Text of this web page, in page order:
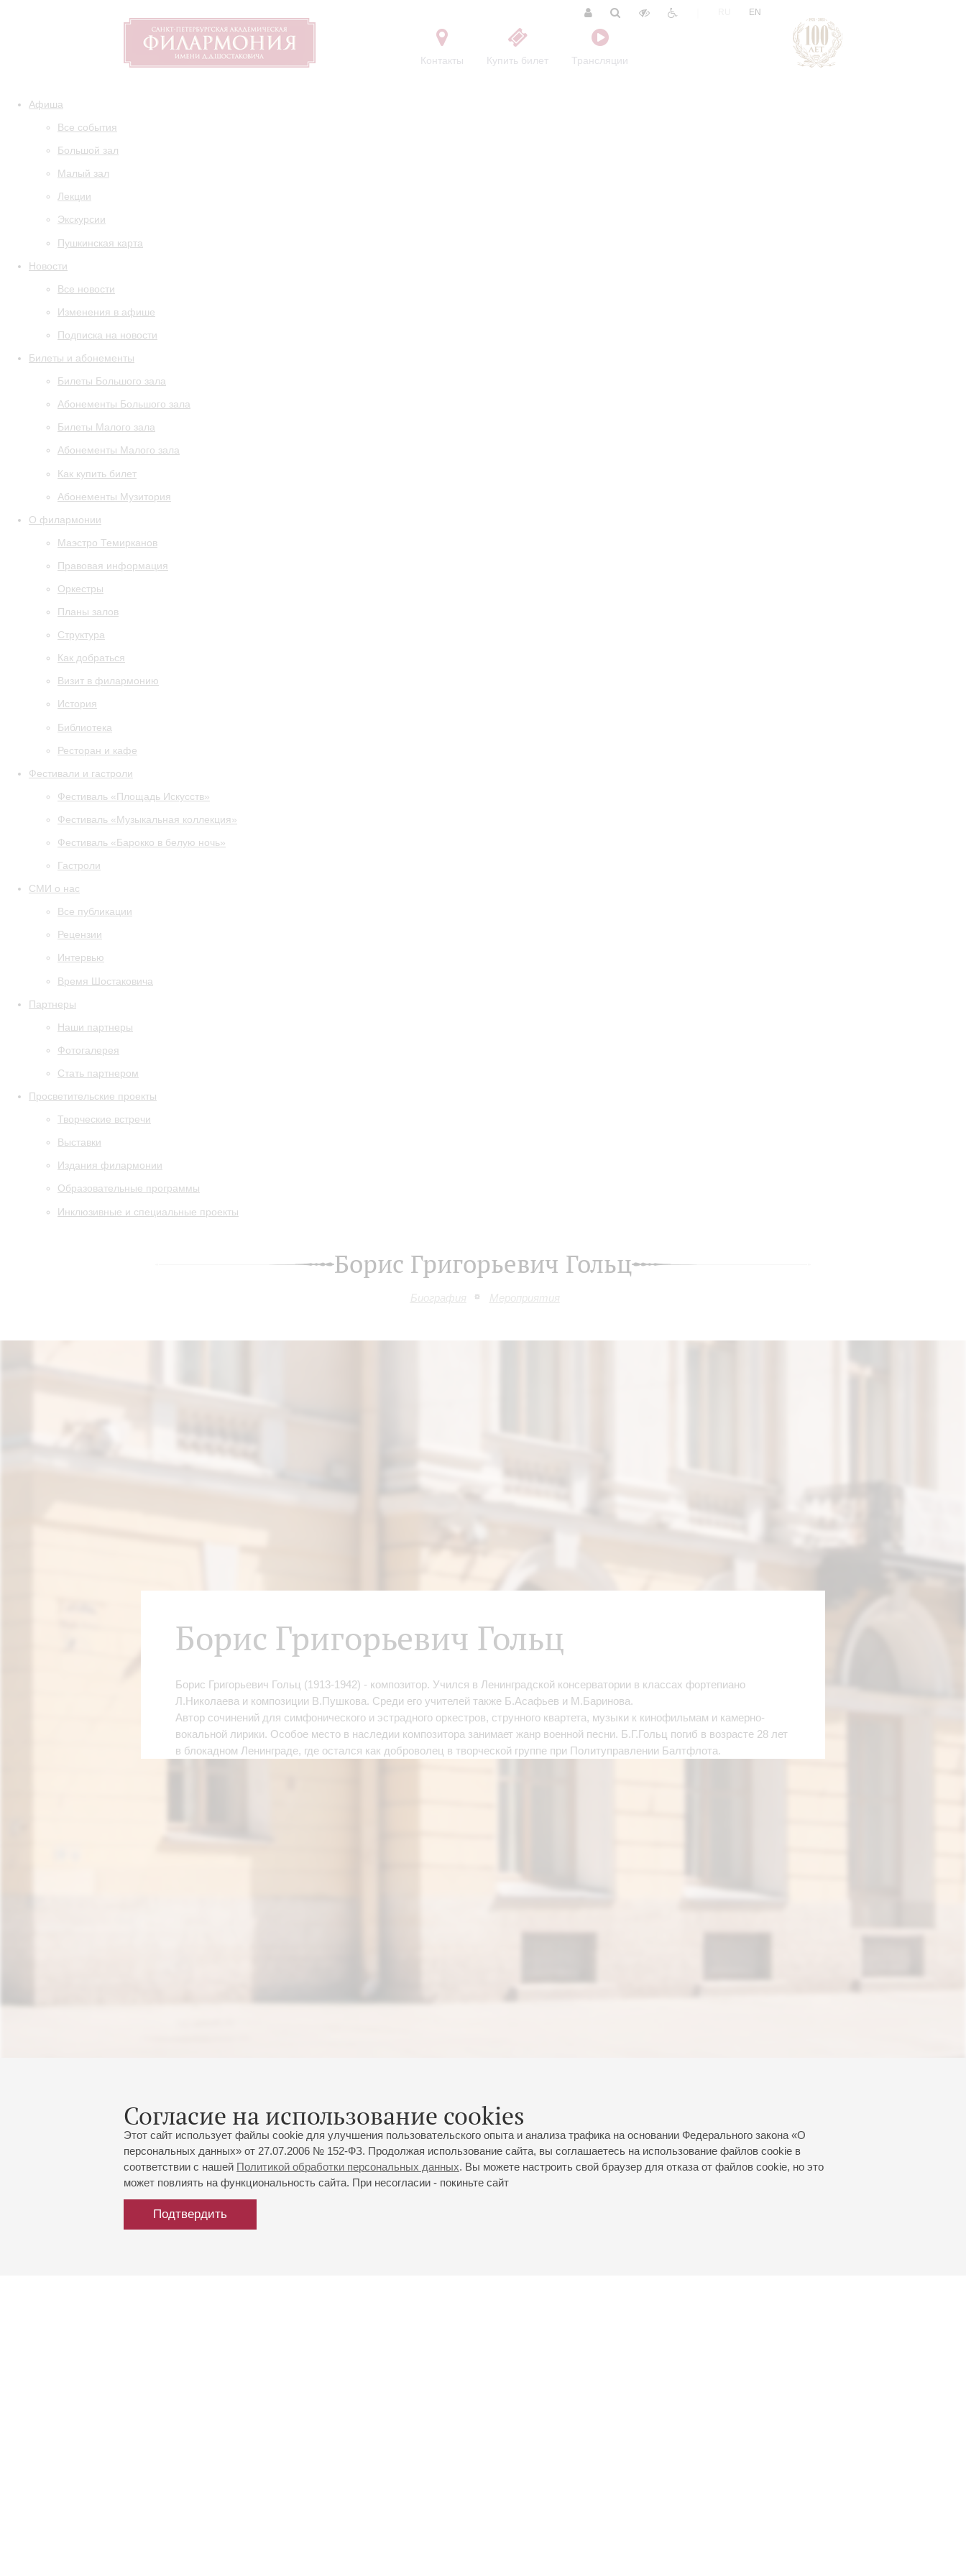
Контакты Купить билет Трансляции
EN
Афиша
Все события
Большой зал
Малый зал
Лекции
Экскурсии
Пушкинская карта
Новости
Все новости
Изменения в афише
Подписка на новости
Билеты и абонементы
Билеты Большого зала
Абонементы Большого зала
Билеты Малого зала
Абонементы Малого зала
Как купить билет
Абонементы Музитория
О филармонии
Маэстро Темирканов
Правовая информация
Оркестры
Планы залов
Структура
Как добраться
Визит в филармонию
История
Библиотека
Ресторан и кафе
Фестивали и гастроли
Фестиваль «Площадь Искусств»
Фестиваль «Музыкальная коллекция»
Фестиваль «Барокко в белую ночь»
Гастроли
СМИ о нас
Все публикации
Рецензии
Интервью
Время Шостаковича
Партнеры
Наши партнеры
Фотогалерея
Стать партнером
Просветительские проекты
Творческие встречи
Выставки
Издания филармонии
Образовательные программы
Инклюзивные и специальные проекты
Борис Григорьевич Гольц
Биография Мероприятия
Согласие на использование cookies
Этот сайт использует файлы cookie для улучшения пользовательского опыта и анализа трафика на основании Федерального закона «О
персональных данных» от 27.07.2006 № 152-ФЗ. Продолжая использование сайта, вы соглашаетесь на использование файлов cookie в
соответствии с нашей Политикой обработки персональных данных. Вы можете настроить свой браузер для отказа от файлов cookie, но это
может повлиять на функциональность сайта. При несогласии - покиньте сайт
Подтвердить
Борис Григорьевич Гольц
Борис Григорьевич Гольц (1913-1942) - композитор. Учился в Ленинградской консерватории в классах фортепиано
Л.Николаева и композиции В.Пушкова. Среди его учителей также Б.Асафьев и М.Баринова.
Автор сочинений для симфонического и эстрадного оркестров, струнного квартета, музыки к кинофильмам и камерно-
вокальной лирики. Особое место в наследии композитора занимает жанр военной песни. Б.Г.Гольц погиб в возрасте 28 лет
в блокадном Ленинграде, где остался как доброволец в творческой группе при Политуправлении Балтфлота.